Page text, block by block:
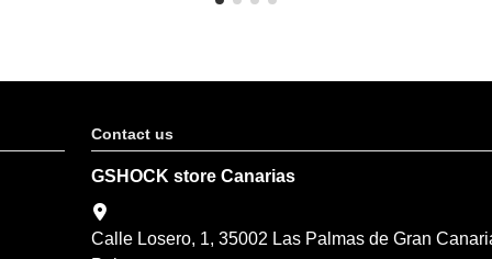
Contact us
GSHOCK store Canarias
Calle Losero, 1, 35002 Las Palmas de Gran